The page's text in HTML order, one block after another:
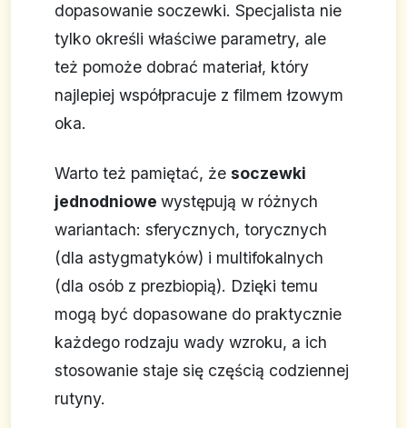
dopasowanie soczewki. Specjalista nie
tylko określi właściwe parametry, ale
też pomoże dobrać materiał, który
najlepiej współpracuje z filmem łzowym
oka.
Warto też pamiętać, że soczewki
jednodniowe występują w różnych
wariantach: sferycznych, torycznych
(dla astygmatyków) i multifokalnych
(dla osób z prezbiopią). Dzięki temu
mogą być dopasowane do praktycznie
każdego rodzaju wady wzroku, a ich
stosowanie staje się częścią codziennej
rutyny.